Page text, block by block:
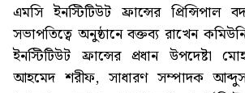
এমসি ইনস্টিটিউট ফ্রান্সের
সভাপতিত্বে অনুষ্ঠানে বক্তব্য রাখেন
ইনস্টিটিউট ফ্রান্সের প্রধান উপদেষ্টা
আহমেদ শরীফ, সাধারণ সম্পাদক